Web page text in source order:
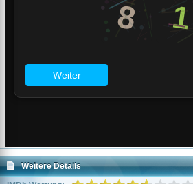
Weitere Details